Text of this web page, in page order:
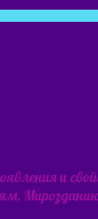
и